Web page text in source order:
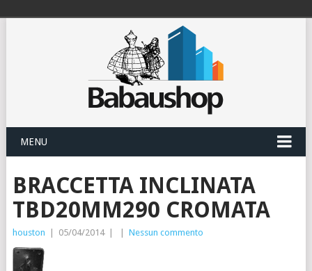
MENU
BRACCETTA INCLINATA
TBD20MM290 CROMATA
houston 05/04/2014 Nessun commento